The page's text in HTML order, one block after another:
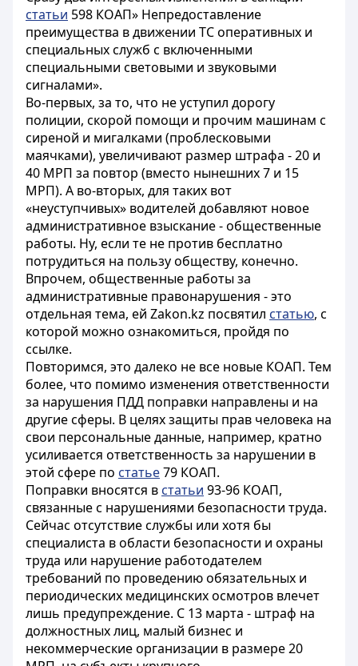
статьи 598 КОАП» Непредоставление
преимущества в движении ТС оперативных и
специальных служб с включенными
специальными световыми и звуковыми
сигналами».
Во-первых, за то, что не уступил дорогу
полиции, скорой помощи и прочим машинам с
сиреной и мигалками (проблесковыми
маячками), увеличивают размер штрафа - 20 и
40 МРП за повтор (вместо нынешних 7 и 15
МРП). А во-вторых, для таких вот
«неуступчивых» водителей добавляют новое
административное взыскание - общественные
работы. Ну, если те не против бесплатно
потрудиться на пользу обществу, конечно.
Впрочем, общественные работы за
административные правонарушения - это
отдельная тема, ей Zakon.kz посвятил статью, с
которой можно ознакомиться, пройдя по
ссылке.
Повторимся, это далеко не все новые КОАП. Тем
более, что помимо изменения ответственности
за нарушения ПДД поправки направлены и на
другие сферы. В целях защиты прав человека на
свои персональные данные, например, кратно
усиливается ответственность за нарушении в
этой сфере по статье79 КОАП.
Поправки вносятся в статьи 93-96 КОАП,
связанные с нарушениями безопасности труда.
Сейчас отсутствие службы или хотя бы
специалиста в области безопасности и охраны
труда или нарушение работодателем
требований по проведению обязательных и
периодических медицинских осмотров влечет
лишь предупреждение. С 13 марта - штраф на
должностных лиц, малый бизнес и
некоммерческие организации в размере 20